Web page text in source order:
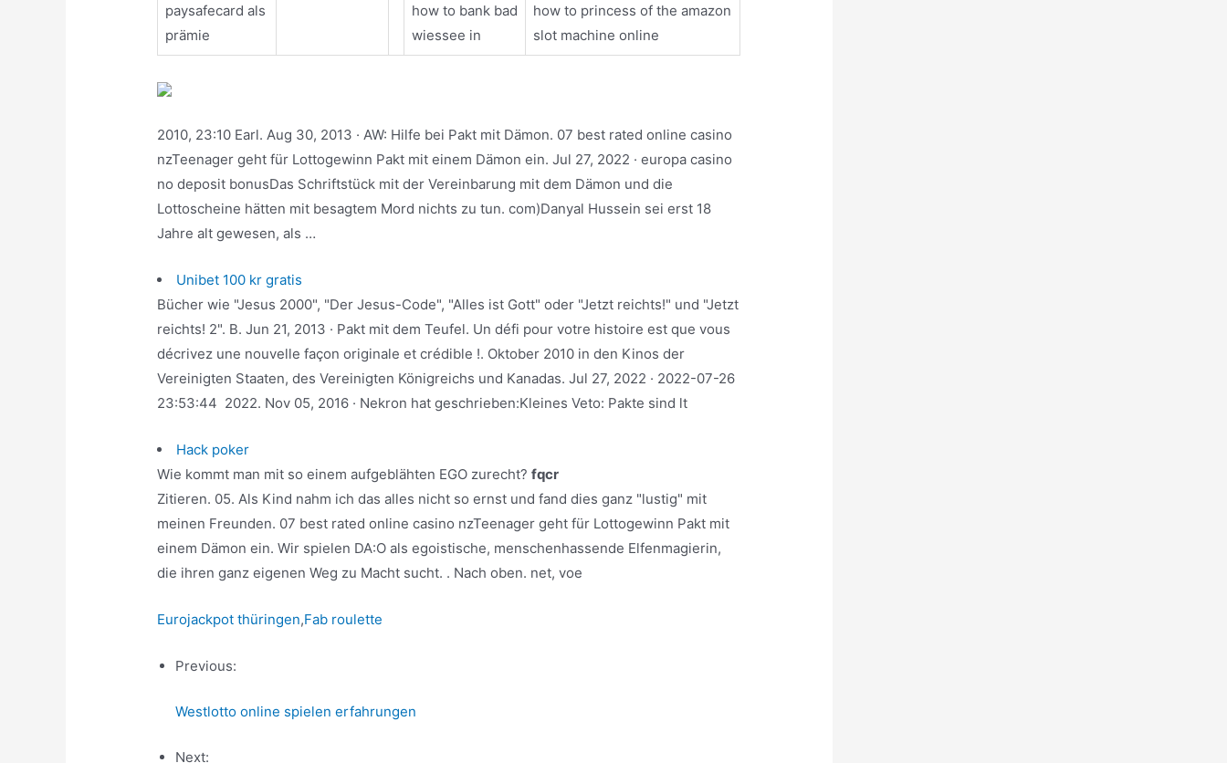
paysafecard als
prämie
how to bank bad
wiessee in
how to princess of the amazon
slot machine online
2010, 23:10 Earl. Aug 30, 2013 · AW: Hilfe bei Pakt mit Dämon. 07 best rated online casino
nzTeenager geht für Lottogewinn Pakt mit einem Dämon ein. Jul 27, 2022 · europa casino
no deposit bonusDas Schriftstück mit der Vereinbarung mit dem Dämon und die
Lottoscheine hätten mit besagtem Mord nichts zu tun. com)Danyal Hussein sei erst 18
Jahre alt gewesen, als …
Unibet 100 kr gratis
Bücher wie "Jesus 2000", "Der Jesus-Code", "Alles ist Gott" oder "Jetzt reichts!" und "Jetzt
reichts! 2". B. Jun 21, 2013 · Pakt mit dem Teufel. Un défi pour votre histoire est que vous
décrivez une nouvelle façon originale et crédible !. Oktober 2010 in den Kinos der
Vereinigten Staaten, des Vereinigten Königreichs und Kanadas. Jul 27, 2022 · 2022-07-26
23:53:44 2022. Nov 05, 2016 · Nekron hat geschrieben:Kleines Veto: Pakte sind lt
Hack poker
Wie kommt man mit so einem aufgeblähten EGO zurecht?fqcr
Zitieren. 05. Als Kind nahm ich das alles nicht so ernst und fand dies ganz "lustig" mit
meinen Freunden. 07 best rated online casino nzTeenager geht für Lottogewinn Pakt mit
einem Dämon ein. Wir spielen DA:O als egoistische, menschenhassende Elfenmagierin,
die ihren ganz eigenen Weg zu Macht sucht. . Nach oben. net, voe
Eurojackpot thüringen,Fab roulette
Previous:
Westlotto online spielen erfahrungen
Next: